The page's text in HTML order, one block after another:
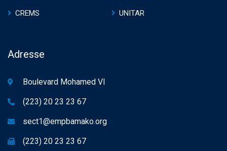
CREMS
UNITAR
Adresse
Boulevard Mohamed VI
(223) 20 23 23 67
sect1@empbamako.org
(223) 20 23 23 67